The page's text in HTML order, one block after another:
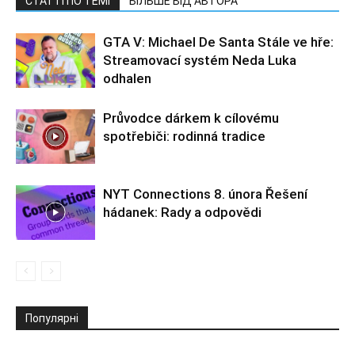
GTA V: Michael De Santa Stále ve hře:
Streamovací systém Neda Luka
odhalen
Průvodce dárkem k cílovému
spotřebiči: rodinná tradice
NYT Connections 8. února Řešení
hádanek: Rady a odpovědi
Популярні